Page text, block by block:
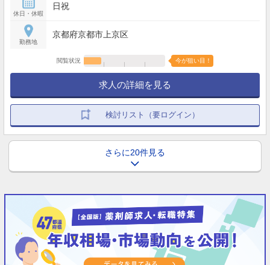
休日・休暇
日祝
勤務地
京都府京都市上京区
閲覧状況 今が狙い目！
求人の詳細を見る
検討リスト（要ログイン）
さらに20件見る